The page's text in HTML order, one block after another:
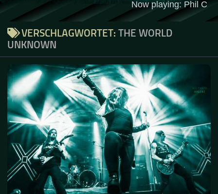
VERSCHLAGWORTET: THE WORLD
UNKNOWN